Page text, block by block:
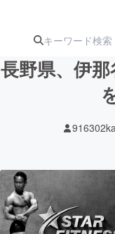
ターン
ジ
アート・
テクノロ
長野県、伊